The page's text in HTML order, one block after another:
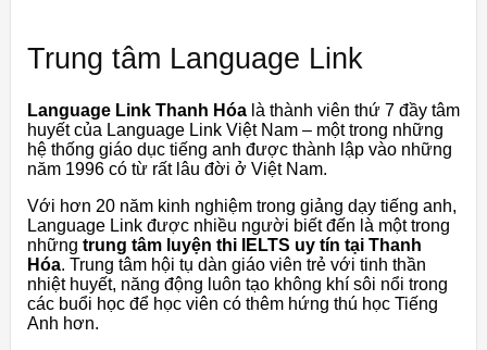
Trung tâm Language Link
Language Link Thanh Hóa là thành viên thứ 7 đầy tâm
huyết của Language Link Việt Nam – một trong những
hệ thống giáo dục tiếng anh được thành lập vào những
năm 1996 có từ rất lâu đời ở Việt Nam.
Với hơn 20 năm kinh nghiệm trong giảng dạy tiếng anh,
Language Link được nhiều người biết đến là một trong
những trung tâm luyện thi IELTS uy tín tại Thanh
Hóa. Trung tâm hội tụ dàn giáo viên trẻ với tinh thần
nhiệt huyết, năng động luôn tạo không khí sôi nổi trong
các buổi học để học viên có thêm hứng thú học Tiếng
Anh hơn.